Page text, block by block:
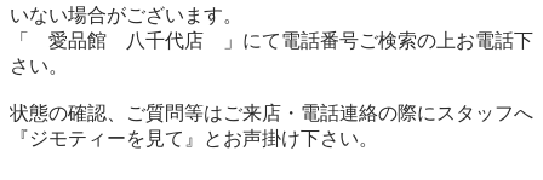
いない場合がございます。
「　愛品館　八千代店　」にて電話番号ご検索の上お電話下
さい。
状態の確認、ご質問等はご来店・電話連絡の際にスタッフへ
『ジモティーを見て』とお声掛け下さい。